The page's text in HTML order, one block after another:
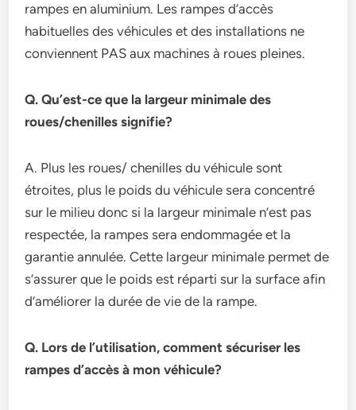
rampes en aluminium. Les rampes d’accès
habituelles des véhicules et des installations ne
conviennent PAS aux machines à roues pleines.
Q. Qu’est-ce que la largeur minimale des
roues/chenilles signifie?
A. Plus les roues/ chenilles du véhicule sont
étroites, plus le poids du véhicule sera concentré
sur le milieu donc si la largeur minimale n’est pas
respectée, la rampes sera endommagée et la
garantie annulée. Cette largeur minimale permet de
s’assurer que le poids est réparti sur la surface afin
d’améliorer la durée de vie de la rampe.
Q. Lors de l’utilisation, comment sécuriser les
rampes d’accès à mon véhicule?